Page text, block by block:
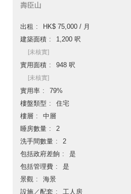
壽臣山
出租
HK$ 75,000 / 月
建築面積
1,200 呎
[未核實]
實用面積 948 呎
[未核實]
實用率
79%
樓盤類型
住宅
樓層
中層
睡房數量
2
洗手間數量
2
包括政府差餉
是
包括管理費
是
景觀
海景
設施／配套
工人房